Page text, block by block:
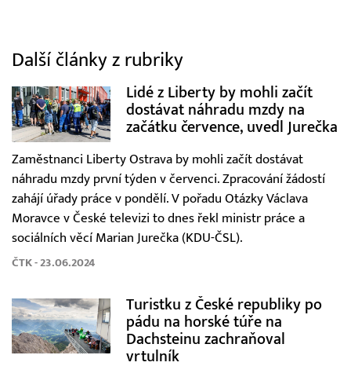
Další články z rubriky
Lidé z Liberty by mohli začít
dostávat náhradu mzdy na
začátku července, uvedl Jurečka
Zaměstnanci Liberty Ostrava by mohli začít dostávat
náhradu mzdy první týden v červenci. Zpracování žádostí
zahájí úřady práce v pondělí. V pořadu Otázky Václava
Moravce v České televizi to dnes řekl ministr práce a
sociálních věcí Marian Jurečka (KDU-ČSL).
ČTK - 23.06.2024
Turistku z České republiky po
pádu na horské túře na
Dachsteinu zachraňoval
vrtulník